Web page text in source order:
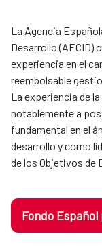
La Agencia
Desarrollo (AECID)
experiencia en el
reembolsable
La experiencia de
notablemente a
fundamental en el
desarrollo y como
de los Objetivos de
Fondo